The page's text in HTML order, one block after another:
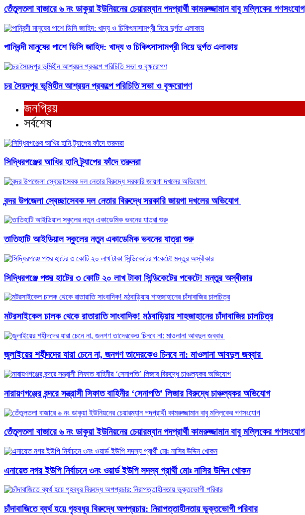
তেঁতুলতলা বাজারে ৬ নং ডাকুয়া ইউনিয়নের চেয়ারম্যান পদপ্রার্থী কামরুজ্জামান বাবু মল্লিকের গণসংযোগ
পানিবন্দী মানুষের পাশে ডিসি জাহিদ: খাদ্য ও চিকিৎসাসামগ্রী নিয়ে দুর্গত এলাকায়
চর সৈয়দপুর ভূমিহীন আশ্রয়ন প্রকল্পে পরিচিতি সভা ও বৃক্ষরোপণ
জনপ্রিয়
সর্বশেষ
সিদ্ধিরগঞ্জের আখির হানি ট্র্যাপের ফাঁদে তরুনরা
বন্দর উপজেলা স্বেচ্ছাসেবক দল নেতার বিরুদ্ধে সরকারি জায়গা দখলের অভিযোগ ‎
তাতিহাটি আইডিয়াল স্কুলের নতুন একাডেমিক ভবনের যাত্রা শুরু
সিদ্ধিরগঞ্জে পশুর হাটের ৩ কোটি ২০ লাখ টাকা সিন্ডিকেটের পকেটে! মন্তুর অস্বীকার
মটরসাইকেল চালক থেকে রাতারাতি সাংবাদিক! মঠবাড়িয়ায় শাহজাহানের চাঁদাবাজির চালচিত্র
জুলাইয়ের শহীদদের যারা চেনে না, জনগণ তাদেরকেও চিনবে না: মাওলানা আবদুল জব্বার ​
নারায়ণগঞ্জের বন্দরে সন্ত্রাসী সিফাত বাহিনীর ‘সেনাপতি’ লিজার বিরুদ্ধে চাঞ্চল্যকর অভিযোগ
তেঁতুলতলা বাজারে ৬ নং ডাকুয়া ইউনিয়নের চেয়ারম্যান পদপ্রার্থী কামরুজ্জামান বাবু মল্লিকের গণসংযোগ
এনায়েত নগর ইউপি নির্বাচনে ৩নং ওয়ার্ড ইউপি সদস্য প্রার্থী মোঃ নাসির উদ্দিন খোকন
চাঁদাবাজিতে ব্যর্থ হয়ে গৃহবধূর বিরুদ্ধে অপপ্রচার: নিরাপত্তাহীনতায় ভুক্তভোগী পরিবার